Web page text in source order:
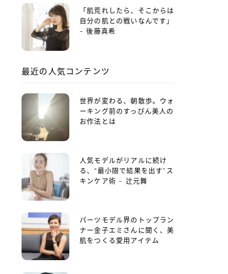
「肌荒れしたら、そこからは
自分の肌との戦いなんです」
– 後藤真希
最近の人気コンテンツ
世界が変わる、朝散歩。ウォ
ーキング前のすっぴん美人の
お作法とは
人気モデルがリアルに続け
る、“最小限で結果を出す”ス
キンケア術 – 辻元舞
パーツモデル界のトップラン
ナー金子エミさんに聞く、美
肌をつくる愛用アイテム